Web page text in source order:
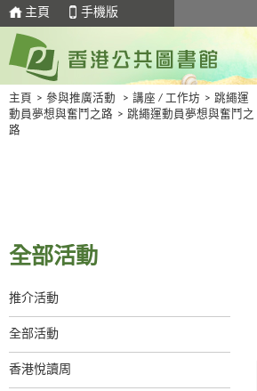
主頁 手機版
主頁 > 參與推廣活動 > 講座 / 工作坊 > 跳繩運
動員夢想與奮鬥之路 > 跳繩運動員夢想與奮鬥之
路
全部活動
推介活動
全部活動
香港悅讀周